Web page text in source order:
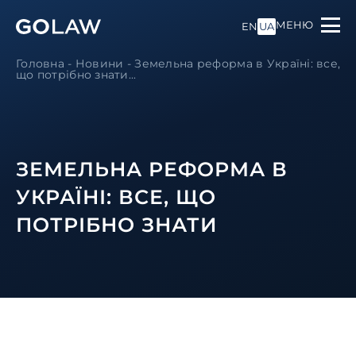
EN UAМЕНЮ
Головна - Новини -Земельна реформа в Україні: все,
що потрібно знати...
ЗЕМЕЛЬНА РЕФОРМА В
УКРАЇНІ: ВСЕ, ЩО
ПОТРІБНО ЗНАТИ